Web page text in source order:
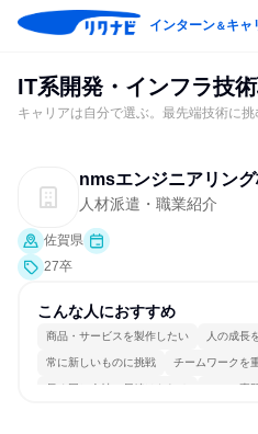
インターン＆キャ
IT系開発・インフラ技
キャリアは自分で選ぶ。最先端技術に挑
nmsエンジニアリン
人材派遣・職業紹介
佐賀県
27卒
こんな人におすすめ
商品・サービスを製作したい 人の成長
常に新しいものに挑戦 チームワークを
長く同じ会社に居続けられる 一つの専